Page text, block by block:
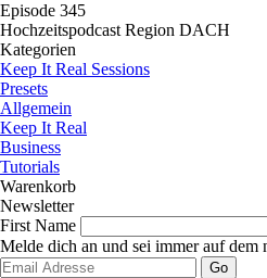
Episode 345
Hochzeitspodcast Region DACH
Kategorien
Keep It Real Sessions
Presets
Allgemein
Keep It Real
Business
Tutorials
Warenkorb
Newsletter
First Name
Melde dich an und sei immer auf dem
Go